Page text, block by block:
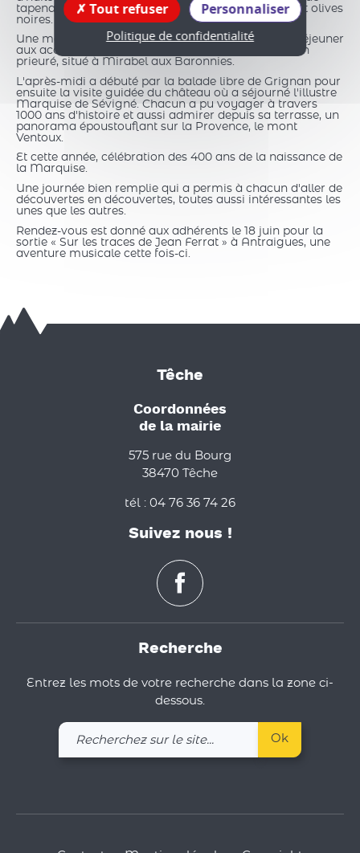
tapenade, pain grillé arrosé d'huile, confit d'olives et olives
noires.
Une matinée riche en odeurs et saveurs avant un déjeuner
aux accents de Provence dans un restaurant, ancien
prieuré, situé à Mirabel aux Baronnies.
L'après-midi a débuté par la balade libre de Grignan pour
ensuite la visite guidée du château où a séjourné l'illustre
Marquise de Sévigné. Chacun a pu voyager à travers
1000 ans d'histoire et aussi admirer depuis sa terrasse, un
panorama époustouflant sur la Provence, le mont
Ventoux.
Et cette année, célébration des 400 ans de la naissance de
la Marquise.
Une journée bien remplie qui a permis à chacun d'aller de
découvertes en découvertes, toutes aussi intéressantes les
unes que les autres.
Rendez-vous est donné aux adhérents le 18 juin pour la
sortie « Sur les traces de Jean Ferrat » à Antraigues, une
aventure musicale cette fois-ci.
Têche
Coordonnées
de la mairie
575 rue du Bourg
38470 Têche
tél : 04 76 36 74 26
Suivez nous !
Recherche
Entrez les mots de votre recherche dans la zone ci-
dessous.
Recherchez
sur
Ok
Tout refuser
Personnaliser
Politique de confidentialité